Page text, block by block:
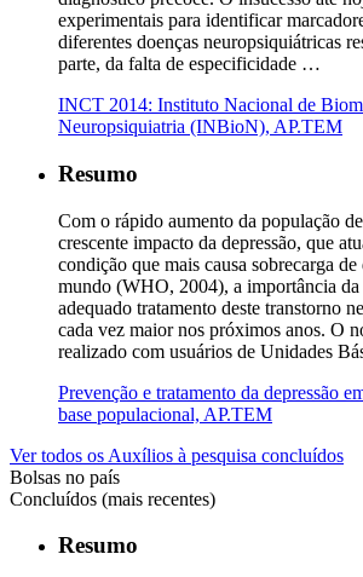
experimentais para identificar
diferentes doenças neuropsiquiátricas
parte, da falta de especificidade …
INCT 2014: Instituto Nacional de
Neuropsiquiatria (INBioN), AP.TEM
Resumo
Com o rápido aumento da população
crescente impacto da depressão, que
condição que mais causa sobrecarga
mundo (WHO, 2004), a importância da
adequado tratamento deste transtorno
cada vez maior nos próximos anos. O
realizado com usuários de Unidades
Prevenção e tratamento da depressão
base populacional, AP.TEM
Ver todos os Auxílios à pesquisa concluídos
Bolsas no país
Concluídos (mais recentes)
Resumo